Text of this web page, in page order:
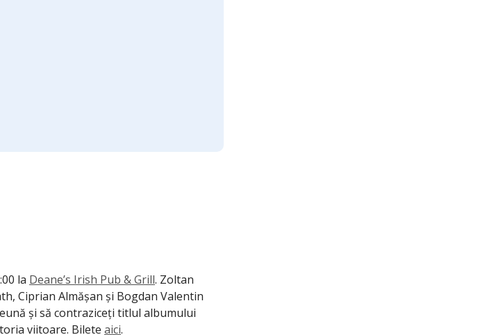
la Deane’s Irish Pub & Grill. Zoltan
Ciprian Almășan și Bogdan Valentin
și să contraziceți titlul albumului
viitoare. Bilete aici.